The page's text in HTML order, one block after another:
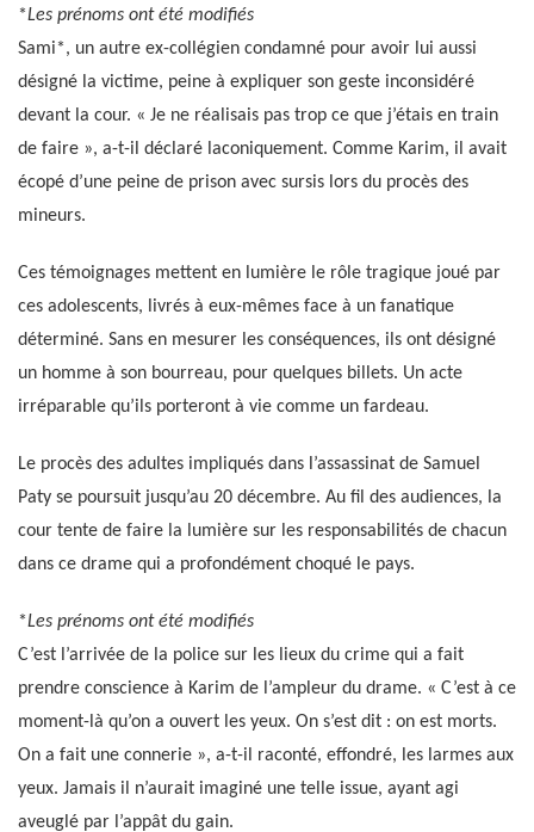
*Les prénoms ont été modifiés
Sami*, un autre ex-collégien condamné pour avoir lui aussi
désigné la victime, peine à expliquer son geste inconsidéré
devant la cour. « Je ne réalisais pas trop ce que j’étais en train
de faire », a-t-il déclaré laconiquement. Comme Karim, il avait
écopé d’une peine de prison avec sursis lors du procès des
mineurs.
Ces témoignages mettent en lumière le rôle tragique joué par
ces adolescents, livrés à eux-mêmes face à un fanatique
déterminé. Sans en mesurer les conséquences, ils ont désigné
un homme à son bourreau, pour quelques billets. Un acte
irréparable qu’ils porteront à vie comme un fardeau.
Le procès des adultes impliqués dans l’assassinat de Samuel
Paty se poursuit jusqu’au 20 décembre. Au fil des audiences, la
cour tente de faire la lumière sur les responsabilités de chacun
dans ce drame qui a profondément choqué le pays.
*Les prénoms ont été modifiés
C’est l’arrivée de la police sur les lieux du crime qui a fait
prendre conscience à Karim de l’ampleur du drame. « C’est à ce
moment-là qu’on a ouvert les yeux. On s’est dit : on est morts.
On a fait une connerie », a-t-il raconté, effondré, les larmes aux
yeux. Jamais il n’aurait imaginé une telle issue, ayant agi
aveuglé par l’appât du gain.